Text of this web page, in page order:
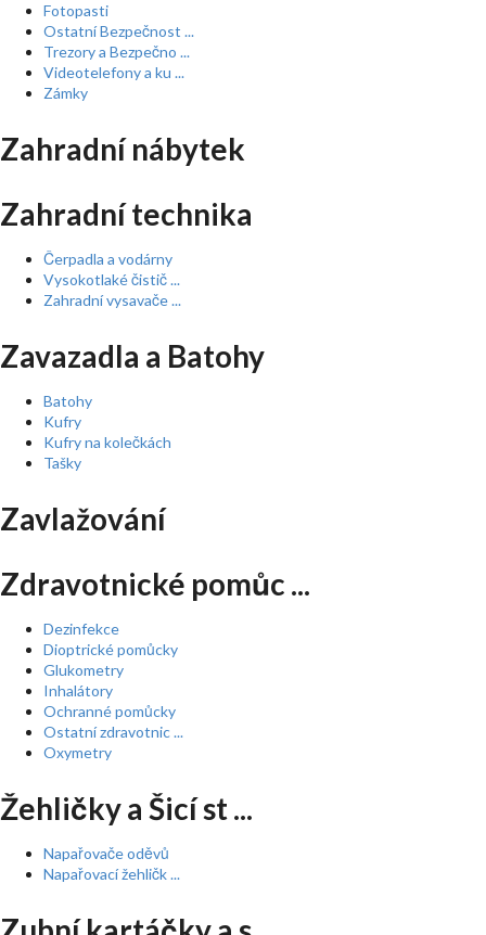
Fotopasti
Ostatní Bezpečnost ...
Trezory a Bezpečno ...
Videotelefony a ku ...
Zámky
Zahradní nábytek
Zahradní technika
Čerpadla a vodárny
Vysokotlaké čistič ...
Zahradní vysavače ...
Zavazadla a Batohy
Batohy
Kufry
Kufry na kolečkách
Tašky
Zavlažování
Zdravotnické pomůc ...
Dezinfekce
Dioptrické pomůcky
Glukometry
Inhalátory
Ochranné pomůcky
Ostatní zdravotnic ...
Oxymetry
Žehličky a Šicí st ...
Napařovače oděvů
Napařovací žehličk ...